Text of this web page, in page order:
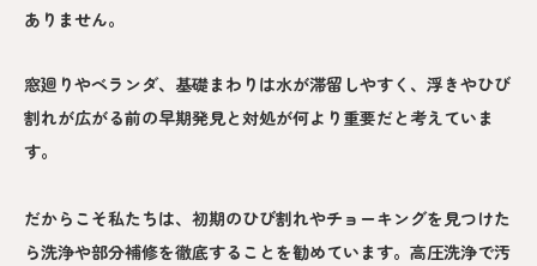
ありません。
窓廻りやベランダ、基礎まわりは水が滞留しやすく、浮きやひび
割れが広がる前の早期発見と対処が何より重要だと考えていま
す。
だからこそ私たちは、初期のひび割れやチョーキングを見つけた
ら洗浄や部分補修を徹底することを勧めています。高圧洗浄で汚